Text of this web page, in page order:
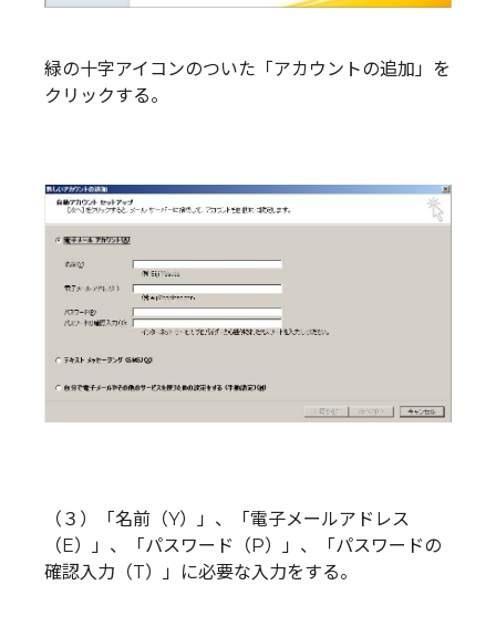
緑の十字アイコンのついた「アカウントの追加」を
クリックする。
（３）「名前（Y）」、「電子メールアドレス
（E）」、「パスワード（P）」、「パスワードの
確認入力（T）」に必要な入力をする。